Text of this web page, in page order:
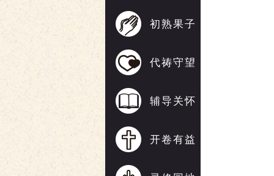
初熟果子
代祷守望
辅导关怀
开卷有益